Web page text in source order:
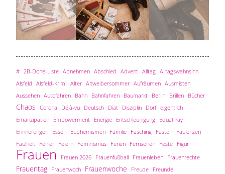
# 2B-Done-Liste Abnehmen Abschied Advent Alltag Alltagswahnsinn
Alsfeld Alsfeld-Krimi Alter Altweibersommer Aufräumen Ausmisten
Aussehen Autofahren Bahn Bahnfahren Baumarkt Berlin Brillen Bücher
Chaos Corona Déjà-vu Deutsch Diät Disziplin Dorf eigentlich
Emanzipation Empowerment Energie Entschleunigung Equal Pay
Erinnerungen Essen Euphemismen Familie Fasching Fasten Faulenzen
Faulheit Fehler Feiern Feminismus Ferien Fernsehen Feste Figur
Frauen Frauen 2026 Frauenfußball Frauenleben Frauenrechte
Frauentag Frauenwoch Frauenwoche Freude Freunde